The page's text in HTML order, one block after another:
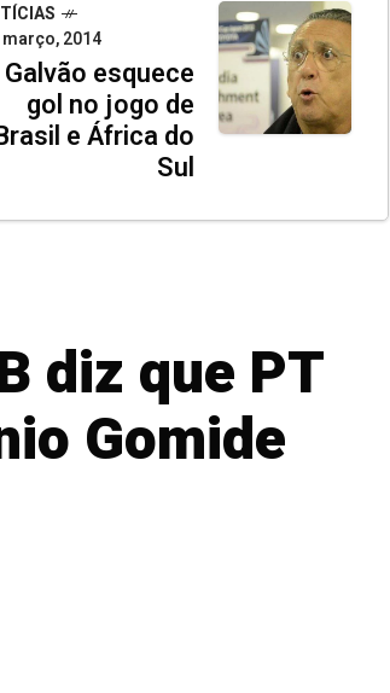
março, 2014
Galvão esquece
gol no jogo de
e África do
Sul
diz que PT
Gomide